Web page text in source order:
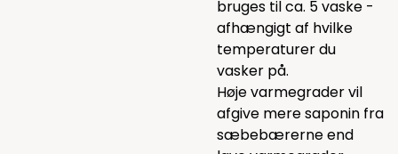
bruges til ca. 5 vaske -
afhængigt af hvilke
temperaturer du
vasker på.
Høje varmegrader vil
afgive mere saponin fra
sæbebærerne end